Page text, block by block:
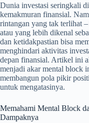
Dunia investasi seringkali
kemakmuran finansial.
rintangan yang tak terlihat –
atau yang lebih dikenal
dan ketidakpastian bisa
menghindari aktivitas
depan finansial. Artikel ini
menjadi akar mental block
membangun pola pikir
untuk mengatasinya.
Memahami Mental Block
Dampaknya